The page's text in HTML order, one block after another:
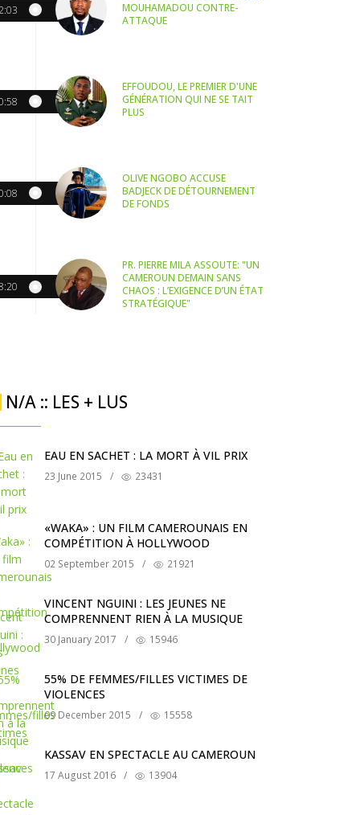
MOUHAMADOU CONTRE-
ATTAQUE
EFFOUDOU, LE PREMIER D'UNE
GÉNÉRATION QUI NE SE TAIT
PLUS
OLIVE NGOBO ACCUSE
BADJECK DE DÉTOURNEMENT
DE FONDS
PR. PIERRE MILA ASSOUTE: "UN
CAMEROUN DEMAIN SANS
CHAOS : L’EXIGENCE D’UN ÉTAT
STRATÉGIQUE"
N/A :: LES + LUS
EAU EN SACHET : LA MORT À VIL PRIX
23 June 2015 / 23431
«WAKA» : UN FILM CAMEROUNAIS EN
COMPÉTITION À HOLLYWOOD
02 September 2015 / 21921
VINCENT NGUINI : LES JEUNES NE
COMPRENNENT RIEN À LA MUSIQUE
30 January 2017 / 15946
55% DE FEMMES/FILLES VICTIMES DE
VIOLENCES
09 December 2015 / 15558
KASSAV EN SPECTACLE AU CAMEROUN
17 August 2016 / 13904